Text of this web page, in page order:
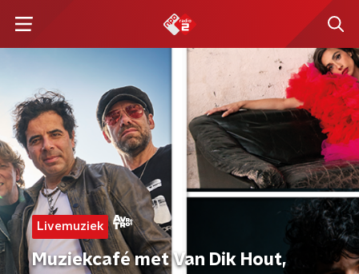
Livemuziek
Muziekcafé met Van Dik Hout,